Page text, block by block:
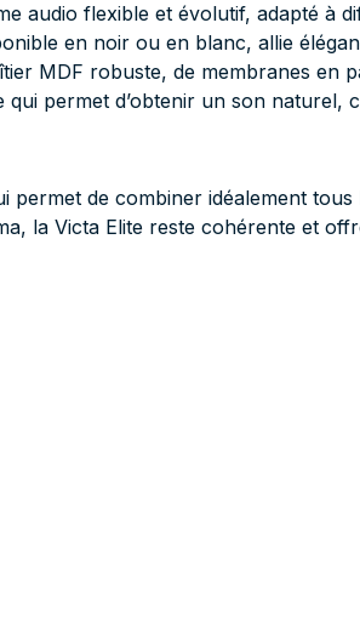
audio flexible et évolutif, adapté à
en noir ou en blanc, allie
MDF robuste, de membranes en
permet d’obtenir un son naturel,
permet de combiner idéalement tous
la Victa Elite reste cohérente et